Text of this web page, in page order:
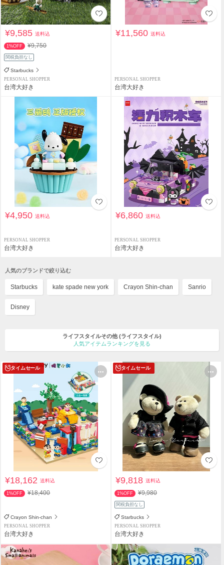
¥9,585送料込
1%OFF ¥9,750
関税負担なし
Starbucks
PERSONAL SHOPPER
台湾大好き
¥11,560送料込
PERSONAL SHOPPER
台湾大好き
¥4,950送料込
PERSONAL SHOPPER
台湾大好き
¥6,860送料込
PERSONAL SHOPPER
台湾大好き
人気のブランドで絞り込む
Starbucks kate spade new york Crayon Shin-chan Sanrio
Disney
ライフスタイルその他 (ライフスタイル)
人気アイテムランキングを見る
タイムセール
¥18,162送料込
1%OFF ¥18,400
Crayon Shin-chan
PERSONAL SHOPPER
台湾大好き
タイムセール
¥9,818送料込
1%OFF ¥9,980
関税負担なし
Starbucks
PERSONAL SHOPPER
台湾大好き